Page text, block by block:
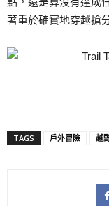
著重於確實地穿越搶
TAGS 戶外冒險 越